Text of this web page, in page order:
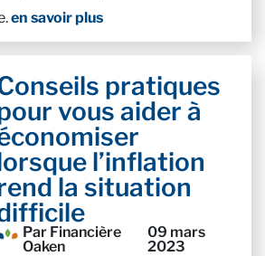
en savoir plus
pratiques
vous aider à
l’inflation
la situation
Par Financière
Oaken
09 mars
2023